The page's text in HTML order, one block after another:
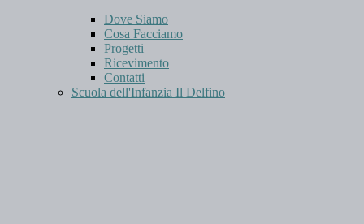
Dove Siamo
Cosa Facciamo
Progetti
Ricevimento
Contatti
Scuola dell'Infanzia Il Delfino